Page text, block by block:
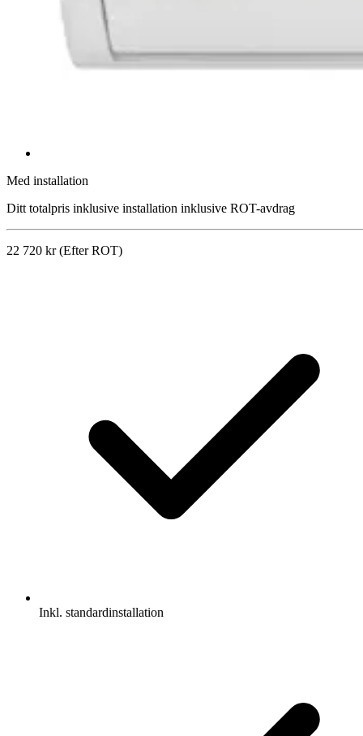
Med installation
Ditt totalpris inklusive installation inklusive ROT-avdrag
22 720 kr (Efter ROT)
Inkl. standardinstallation